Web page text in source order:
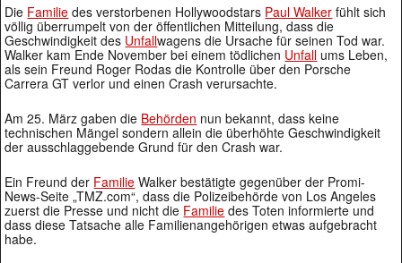
Die Familie des verstorbenen Hollywoodstars Paul Walker fühlt sich
völlig überrumpelt von der öffentlichen Mitteilung, dass die
Geschwindigkeit des Unfallwagens die Ursache für seinen Tod war.
Walker kam Ende November bei einem tödlichen Unfall ums Leben,
als sein Freund Roger Rodas die Kontrolle über den Porsche
Carrera GT verlor und einen Crash verursachte.
Am 25. März gaben die Behörden nun bekannt, dass keine
technischen Mängel sondern allein die überhöhte Geschwindigkeit
der ausschlaggebende Grund für den Crash war.
Ein Freund der Familie Walker bestätigte gegenüber der Promi-
News-Seite „TMZ.com“, dass die Polizeibehörde von Los Angeles
zuerst die Presse und nicht die Familie des Toten informierte und
dass diese Tatsache alle Familienangehörigen etwas aufgebracht
habe.